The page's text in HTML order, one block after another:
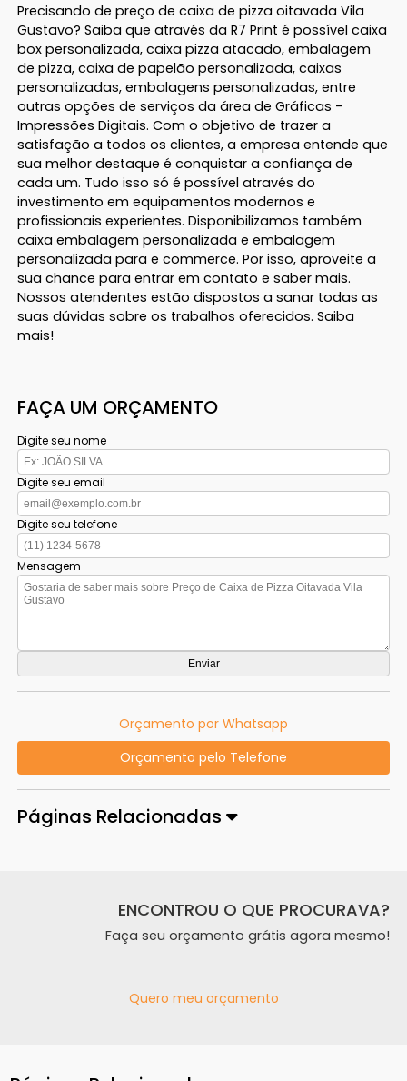
Precisando de preço de caixa de pizza oitavada Vila
Gustavo? Saiba que através da R7 Print é possível caixa
box personalizada, caixa pizza atacado, embalagem
de pizza, caixa de papelão personalizada, caixas
personalizadas, embalagens personalizadas, entre
outras opções de serviços da área de Gráficas -
Impressões Digitais. Com o objetivo de trazer a
satisfação a todos os clientes, a empresa entende que
sua melhor destaque é conquistar a confiança de
cada um. Tudo isso só é possível através do
investimento em equipamentos modernos e
profissionais experientes. Disponibilizamos também
caixa embalagem personalizada e embalagem
personalizada para e commerce. Por isso, aproveite a
sua chance para entrar em contato e saber mais.
Nossos atendentes estão dispostos a sanar todas as
suas dúvidas sobre os trabalhos oferecidos. Saiba
mais!
FAÇA UM ORÇAMENTO
Digite seu nome
Digite seu email
Digite seu telefone
Mensagem
Orçamento por Whatsapp
Orçamento pelo Telefone
Páginas Relacionadas
ENCONTROU O QUE PROCURAVA?
Faça seu orçamento grátis agora mesmo!
Quero meu orçamento